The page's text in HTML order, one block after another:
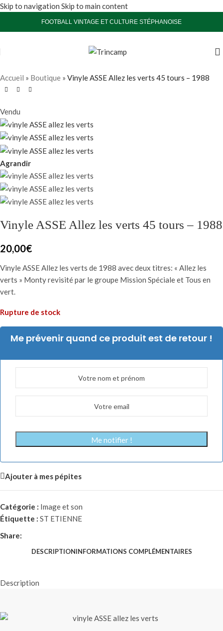
Skip to navigation Skip to main content
FOOTBALL VINTAGE ET CULTURE STÉPHANOISE
Accueil » Boutique » Vinyle ASSE Allez les verts 45 tours – 1988
Vendu
Agrandir
Vinyle ASSE Allez les verts 45 tours – 1988
20,00€
Vinyle ASSE Allez les verts de 1988 avec deux titres: « Allez les
verts » Monty revisité par le groupe Mission Spéciale et Tous en
vert.
Rupture de stock
Me prévenir quand ce produit est de retour !
Me notifier !
Ajouter à mes pépites
Catégorie : Image et son
Étiquette : ST ETIENNE
Share:
DESCRIPTIONINFORMATIONS COMPLÉMENTAIRES
Description